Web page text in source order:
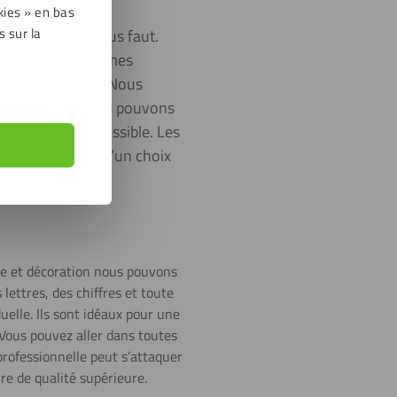
» en bas
sur lace qu’il vous faut.
ou des formes
d’entreprise. Nous
plexiglas. Nous pouvons
créatif que possible. Les
il s’agit d’un choix
et décoration nous pouvons
lettres, des chiffres et toute
Ils sont idéaux pour une
pouvez aller dans toutes
peut s’attaquer
de qualité supérieure.